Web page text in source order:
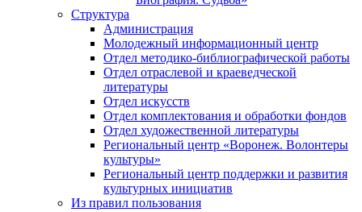
Структура
Администрация
Молодежный информационный центр
Отдел методико-библиографической работы
Отдел отраслевой и краеведческой
литературы
Отдел искусств
Отдел комплектования и обработки фондов
Отдел художественной литературы
Региональный центр «Воронеж. Волонтеры
культуры»
Региональный центр поддержки и развития
культурных инициатив
Из правил пользования